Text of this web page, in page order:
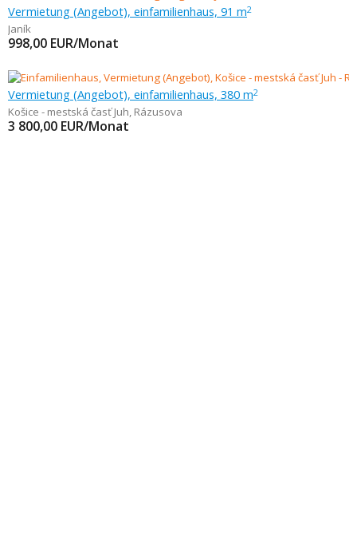
Vermietung (Angebot), einfamilienhaus, 91 m2
Janík
998,00 EUR/Monat
Vermietung (Angebot), einfamilienhaus, 380 m2
Košice - mestská časť Juh, Rázusova
3 800,00 EUR/Monat